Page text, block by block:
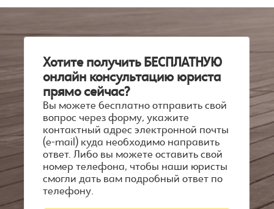
Хотите получить БЕСПЛАТНУЮ
онлайн консультацию юриста
прямо сейчас?
Вы можете бесплатно отправить свой
вопрос через форму, укажите
контактный адрес электронной почты
(е-mail) куда необходимо направить
ответ. Либо вы можете оставить свой
номер телефона, чтобы наши юристы
смогли дать вам подробный ответ по
телефону.